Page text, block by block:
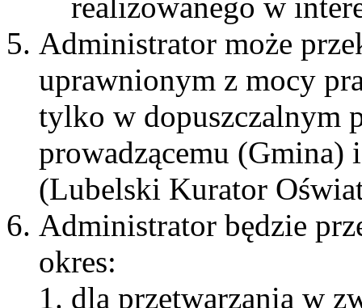
Administrator może
uprawnionym z mocy
tylko w dopuszczalnym
prowadzącemu (Gmina)
(Lubelski Kurator
Administrator będzie
okres:
dla przetwarzania w